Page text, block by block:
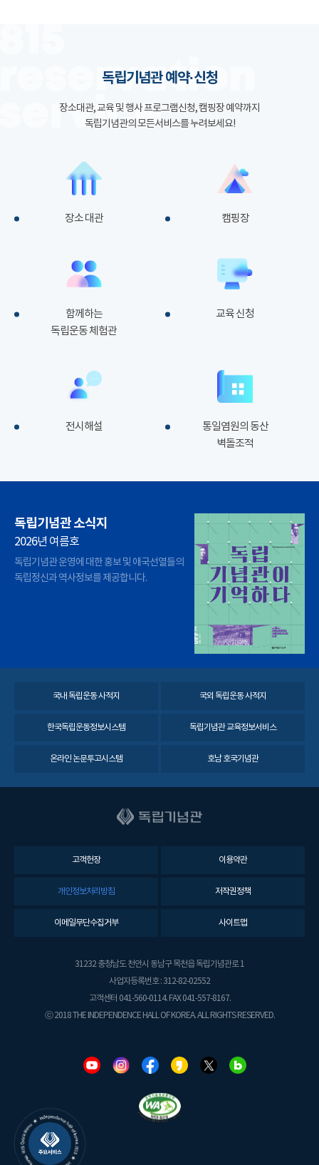
독립기념관 예약·신청
장소대관, 교육 및 행사 프로그램신청, 캠핑장 예약까지
독립기념관의 모든서비스를 누려보세요!
장소 대관 캠핑장
함께하는
독립운동 체험관
교육 신청
전시해설
통일염원의 동산
벽돌조적
독립기념관 소식지
2026년 여름호
독립기념관 운영에 대한 홍보 및 애국선열들의
독립정신과 역사정보를 제공합니다.
국내 독립운동 사적지 국외 독립운동 사적지
한국독립운동정보시스템 독립기념관 교육정보서비스
온라인 논문투고시스템 호남 호국기념관
고객헌장 이용약관
개인정보처리방침 저작권정책
이메일무단수집거부 사이트맵
31232 충청남도 천안시 동남구 목천읍 독립기념관로 1
사업자등록번호 : 312-82-02552
고객센터 041-560-0114. FAX 041-557-8167.
ⓒ 2018 THE INDEPENDENCE HALL OF KOREA. ALL RIGHTS RESERVED.